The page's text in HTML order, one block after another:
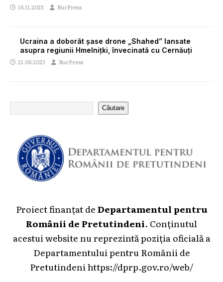
16.11.2023 BucPress
Ucraina a doborât șase drone „Shahed” lansate
asupra regiunii Hmelnițki, învecinată cu Cernăuți
21.06.2023 BucPress
Căutare
Proiect finanțat deDepartamentul pentru
Românii de Pretutindeni. Conținutul
acestui website nu reprezintă poziția oficială a
Departamentului pentru Românii de
Pretutindeni https://dprp.gov.ro/web/